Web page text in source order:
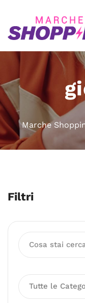
Marche
Filtri
Tutte le